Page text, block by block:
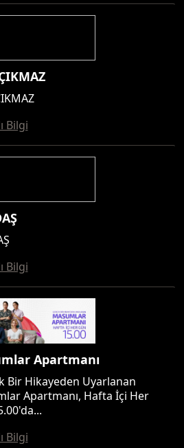
Bilgi
Bilgi
Apartmanı
Bir Hikayeden Uyarlanan
Apartmanı, Hafta İçi Her
Bilgi